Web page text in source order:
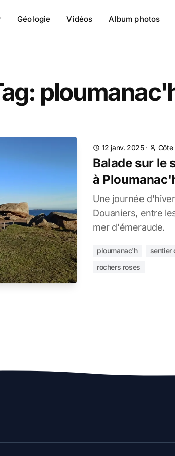
Géologie Vidéos Album photos
12 janv. 2025· Côte
Balade sur le
à
Une journée
Douaniers, entre
mer d'émeraude.
ploumanac'h sentier
rochers roses